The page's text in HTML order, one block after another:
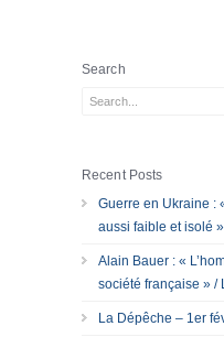
Search
Recent Posts
Guerre en Ukraine :
aussi faible et isolé
Alain Bauer : «
société française » /
La Dépêche – 1er